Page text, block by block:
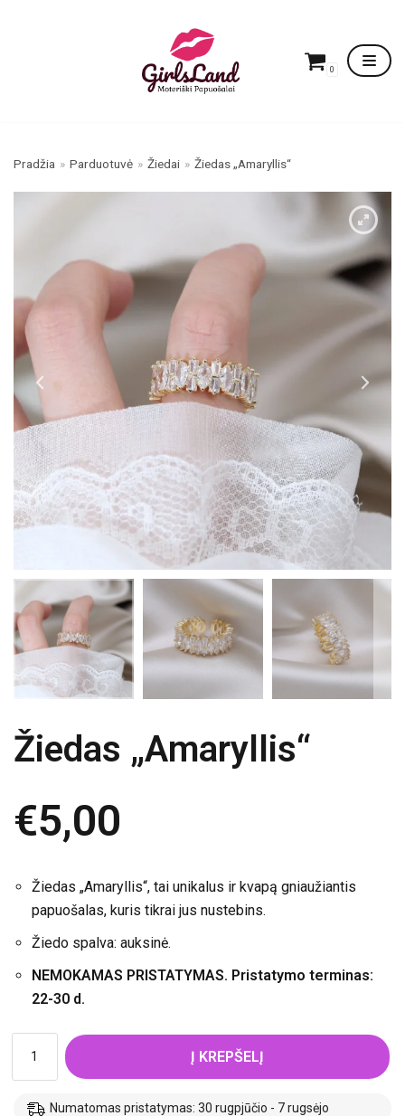
0
Pradžia » Parduotuvė » Žiedai » Žiedas „Amaryllis“
Žiedas „Amaryllis“
€5,00
Žiedas „Amaryllis“, tai unikalus ir kvapą gniaužiantis
papuošalas, kuris tikrai jus nustebins.
Žiedo spalva: auksinė.
NEMOKAMAS PRISTATYMAS. Pristatymo terminas:
22-30 d.
Į KREPŠELĮ
Numatomas pristatymas: 30 rugpjūčio - 7 rugsėjo